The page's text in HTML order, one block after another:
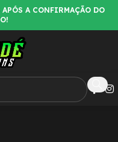
A CONFIRMAÇÃO DO